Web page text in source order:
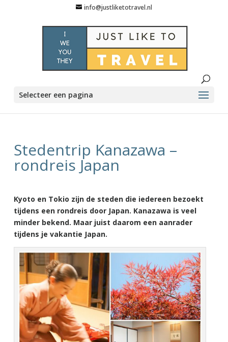
info@justliketotravel.nl
Selecteer een pagina
Stedentrip Kanazawa –
rondreis Japan
Kyoto en Tokio zijn de steden die iedereen bezoekt
tijdens een rondreis door Japan. Kanazawa is veel
minder bekend. Maar juist daarom een aanrader
tijdens je vakantie Japan.